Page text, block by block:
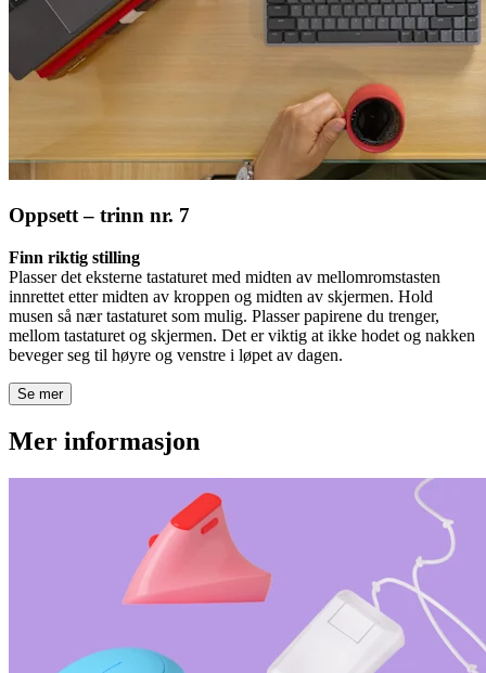
Oppsett – trinn nr. 7
Finn riktig stilling
Plasser det eksterne tastaturet med midten av mellomromstasten
innrettet etter midten av kroppen og midten av skjermen. Hold
musen så nær tastaturet som mulig. Plasser papirene du trenger,
mellom tastaturet og skjermen. Det er viktig at ikke hodet og nakken
beveger seg til høyre og venstre i løpet av dagen.
Se mer
Mer informasjon